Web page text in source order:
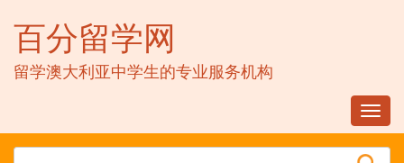
百分留学网
留学澳大利亚中学生的专业服务机构